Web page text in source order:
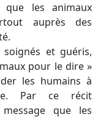
que les animaux
auprès des
et guéris,
pour le dire »
les humains à
Par ce récit
que les